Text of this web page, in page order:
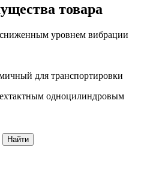
товара
уровнем вибрации
для транспортировки
одноцилиндровым